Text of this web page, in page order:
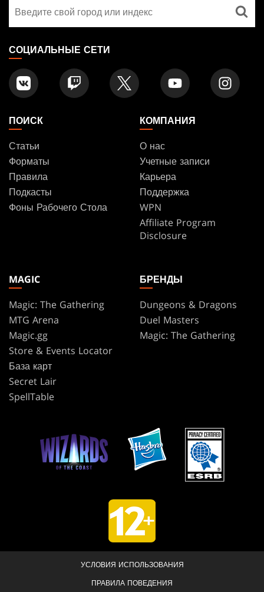
FOOTER
магазин
СОЦИАЛЬНЫЕ СЕТИ
ПОИСК
Статьи
Форматы
Правила
Подкасты
Фоны Рабочего Стола
КОМПАНИЯ
О нас
Учетные записи
Карьера
Поддержка
WPN
Affiliate Program
Disclosure
MAGIC
Magic: The Gathering
MTG Arena
Magic.gg
Store & Events Locator
База карт
Secret Lair
SpellTable
БРЕНДЫ
Dungeons & Dragons
Duel Masters
Magic: The Gathering
УСЛОВИЯ ИСПОЛЬЗОВАНИЯ
ПРАВИЛА ПОВЕДЕНИЯ